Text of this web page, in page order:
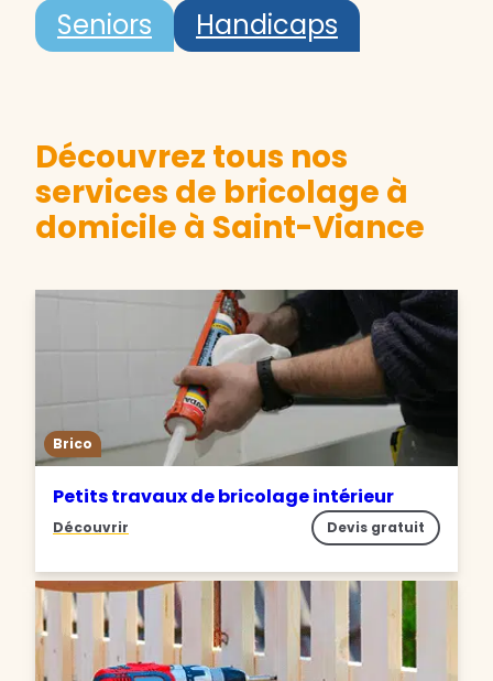
Seniors Handicaps
Découvrez tous nos
services de bricolage à
domicile à Saint-Viance
Brico
Petits travaux de bricolage intérieur
Découvrir Devis gratuit